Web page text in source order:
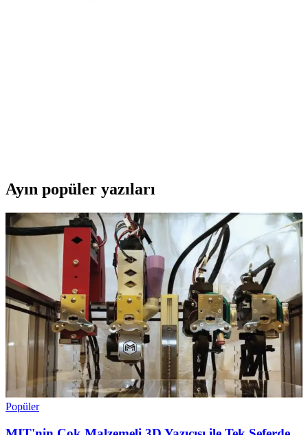
Ayın popüler yazıları
Popüler